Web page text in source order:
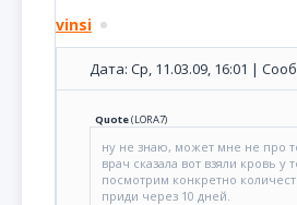
vinsi
Дата: Ср, 11.03.09, 16:01 |
Quote(LORA7)
ну не знаю, может мне не про
врач сказала вот взяли кровь у
посмотрим конкретно
приди через 10 дней.